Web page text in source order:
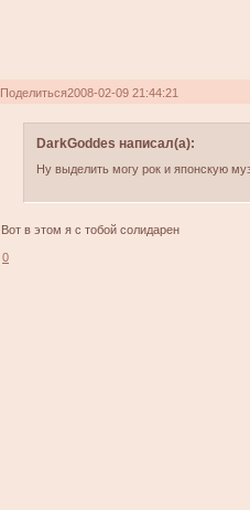
Поделиться2008-02-09 21:44:21
DarkGoddes написал(а):
Ну выделить могу рок и японскую
Вот в этом я с тобой солидарен
0